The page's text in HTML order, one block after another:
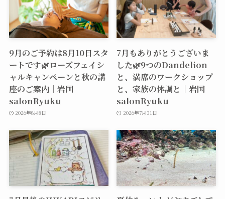
9月のご予約は8月10日スタ
ートです🌿ローズフェイシ
ャルキャンペーンと秋の講
座のご案内｜岩国
salonRyuku
2026年8月8日
7月もありがとうございま
した🌿9つのDandelion
と、満席のワークショップ
と、家族の体調と｜岩国
salonRyuku
2026年7月31日